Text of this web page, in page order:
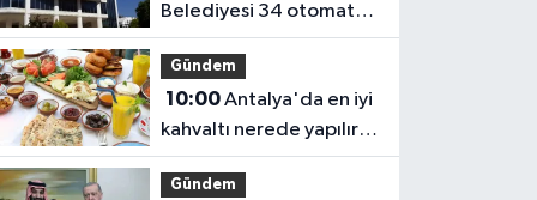
Belediyesi 34 otomat
yerini kiraya veriyor
Gündem
10:00Antalya'da en iyi
kahvaltı nerede yapılır?
Serpme kahvaltı fiyatları
Gündem